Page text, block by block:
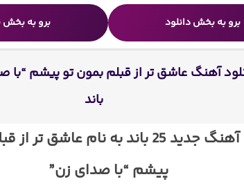
برو به بخش دانلود برو به بخش
باند
دانلود آهنگ جدید 25 باند به نام عاشق
پیشم “با صدای زن”